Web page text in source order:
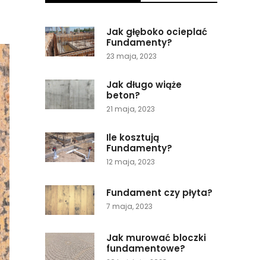
Jak głęboko ocieplać
Fundamenty?
23 maja, 2023
Jak długo wiąże
beton?
21 maja, 2023
Ile kosztują
Fundamenty?
12 maja, 2023
Fundament czy płyta?
7 maja, 2023
Jak murować bloczki
fundamentowe?